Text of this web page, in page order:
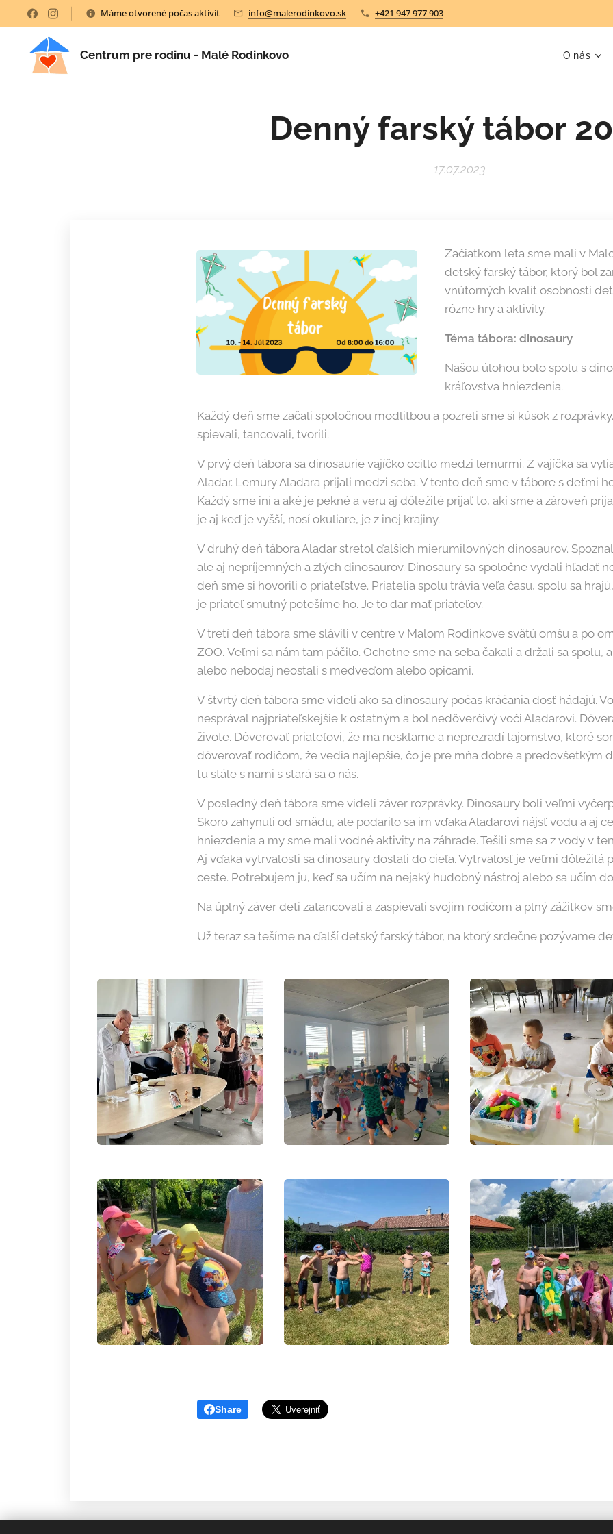
Máme otvorené počas aktivít info@malerodinkovo.sk +421 947 977 903
Centrum pre rodinu - Malé Rodinkovo O nás
Denný farský tábor
17.07.2023
Začiatkom leta sme mali v
detský farský tábor, ktorý bol
vnútorných kvalít osobnosti
rôzne hry a aktivity.
Téma tábora: dinosaury
Našou úlohou bolo spolu s
kráľovstva hniezdenia.
Každý deň sme začali spoločnou modlitbou a pozreli sme si kúsok z
spievali, tancovali, tvorili.
V prvý deň tábora sa dinosaurie vajíčko ocitlo medzi lemurmi. Z vajíčka sa
Aladar. Lemury Aladara prijali medzi seba. V tento deň sme v tábore s deťmi
Každý sme iní a aké je pekné a veru aj dôležité prijať to, akí sme a zároveň
je aj keď je vyšší, nosí okuliare, je z inej krajiny.
V druhý deň tábora Aladar stretol ďalších mierumilovných dinosaurov.
ale aj nepríjemných a zlých dinosaurov. Dinosaury sa spoločne vydali hľadať
deň sme si hovorili o priateľstve. Priatelia spolu trávia veľa času, spolu sa
je priateľ smutný potešíme ho. Je to dar mať priateľov.
V tretí deň tábora sme slávili v centre v Malom Rodinkove svätú omšu a po
ZOO. Veľmi sa nám tam páčilo. Ochotne sme na seba čakali a držali sa spolu,
alebo nebodaj neostali s medveďom alebo opicami.
V štvrtý deň tábora sme videli ako sa dinosaury počas kráčania dosť hádajú.
nesprával najpriateľskejšie k ostatným a bol nedôverčivý voči Aladarovi.
živote. Dôverovať priateľovi, že ma nesklame a neprezradí tajomstvo, ktoré
dôverovať rodičom, že vedia najlepšie, čo je pre mňa dobré a predovšetkým
tu stále s nami s stará sa o nás.
V posledný deň tábora sme videli záver rozprávky. Dinosaury boli veľmi
Skoro zahynuli od smädu, ale podarilo sa im vďaka Aladarovi nájsť vodu a aj
hniezdenia a my sme mali vodné aktivity na záhrade. Tešili sme sa z vody v
Aj vďaka vytrvalosti sa dinosaury dostali do cieľa. Vytrvalosť je veľmi dôležitá
ceste. Potrebujem ju, keď sa učím na nejaký hudobný nástroj alebo sa učím
Na úplný záver deti zatancovali a zaspievali svojim rodičom a plný zážitkov
Už teraz sa tešíme na ďalší detský farský tábor, na ktorý srdečne pozývame
Share